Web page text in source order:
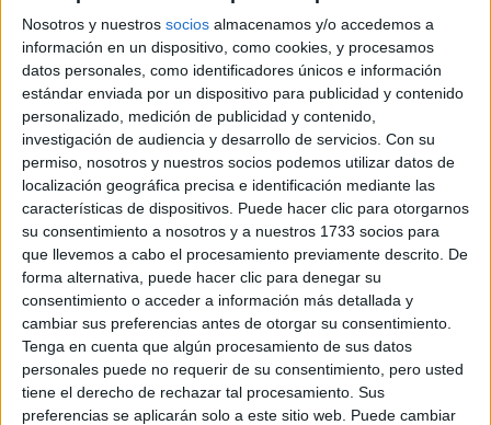
Nosotros y nuestros socios almacenamos y/o accedemos a
información en un dispositivo, como cookies, y procesamos
datos personales, como identificadores únicos e información
estándar enviada por un dispositivo para publicidad y contenido
personalizado, medición de publicidad y contenido,
investigación de audiencia y desarrollo de servicios. Con su
permiso, nosotros y nuestros socios podemos utilizar datos de
localización geográfica precisa e identificación mediante las
características de dispositivos. Puede hacer clic para otorgarnos
su consentimiento a nosotros y a nuestros 1733 socios para
que llevemos a cabo el procesamiento previamente descrito. De
forma alternativa, puede hacer clic para denegar su
consentimiento o acceder a información más detallada y
cambiar sus preferencias antes de otorgar su consentimiento.
Tenga en cuenta que algún procesamiento de sus datos
personales puede no requerir de su consentimiento, pero usted
tiene el derecho de rechazar tal procesamiento. Sus
preferencias se aplicarán solo a este sitio web. Puede cambiar
POSITIVO PARA: ESCORPIO,
CÁNCER, PISCIS, VIRGO Y
CAPRICORNIO.
NEGATIVO PARA: TAURO,
ACUARIO Y LEO.
at Redacción Marie Claire
GALERÍA DE IMÁGENES